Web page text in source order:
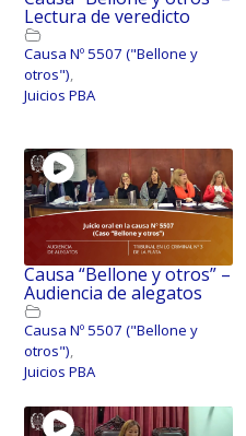
Lectura de veredicto
Causa Nº 5507 ("Bellone y
otros"),
Juicios PBA
Causa “Bellone y otros” –
Audiencia de alegatos
Causa Nº 5507 ("Bellone y
otros"),
Juicios PBA